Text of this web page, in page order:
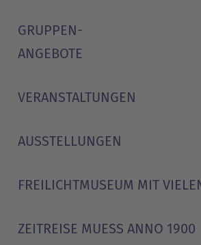
GRUPPEN-
ANGEBOTE
VERANSTALTUNGEN
AUSSTELLUNGEN
FREILICHTMUSEUM MIT
ZEITREISE MUESS ANNO 1900